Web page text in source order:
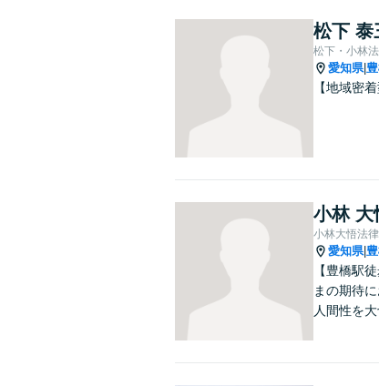
松下 泰
松下・小林
愛知県|
【地域密
小林 大
小林大悟法
愛知県|
【豊橋駅
まの期待
人間性を